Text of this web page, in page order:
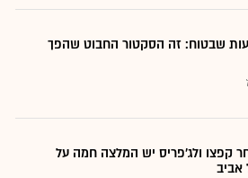
שבטוח: זה הסקטור החבוט שהפך
קפצו ולג'פריס יש המלצה חמה על
אביב